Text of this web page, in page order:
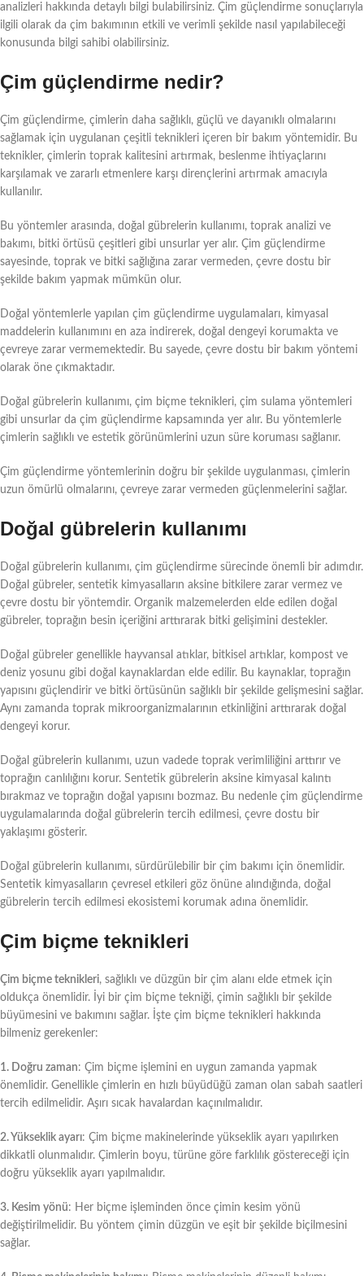
analizleri hakkında detaylı bilgi bulabilirsiniz. Çim güçlendirme sonuçlarıyla
ilgili olarak da çim bakımının etkili ve verimli şekilde nasıl yapılabileceği
konusunda bilgi sahibi olabilirsiniz.
Çim güçlendirme nedir?
Çim güçlendirme, çimlerin daha sağlıklı, güçlü ve dayanıklı olmalarını
sağlamak için uygulanan çeşitli teknikleri içeren bir bakım yöntemidir. Bu
teknikler, çimlerin toprak kalitesini artırmak, beslenme ihtiyaçlarını
karşılamak ve zararlı etmenlere karşı dirençlerini artırmak amacıyla
kullanılır.
Bu yöntemler arasında, doğal gübrelerin kullanımı, toprak analizi ve
bakımı, bitki örtüsü çeşitleri gibi unsurlar yer alır. Çim güçlendirme
sayesinde, toprak ve bitki sağlığına zarar vermeden, çevre dostu bir
şekilde bakım yapmak mümkün olur.
Doğal yöntemlerle yapılan çim güçlendirme uygulamaları, kimyasal
maddelerin kullanımını en aza indirerek, doğal dengeyi korumakta ve
çevreye zarar vermemektedir. Bu sayede, çevre dostu bir bakım yöntemi
olarak öne çıkmaktadır.
Doğal gübrelerin kullanımı, çim biçme teknikleri, çim sulama yöntemleri
gibi unsurlar da çim güçlendirme kapsamında yer alır. Bu yöntemlerle
çimlerin sağlıklı ve estetik görünümlerini uzun süre koruması sağlanır.
Çim güçlendirme yöntemlerinin doğru bir şekilde uygulanması, çimlerin
uzun ömürlü olmalarını, çevreye zarar vermeden güçlenmelerini sağlar.
Doğal gübrelerin kullanımı
Doğal gübrelerin kullanımı, çim güçlendirme sürecinde önemli bir adımdır.
Doğal gübreler, sentetik kimyasalların aksine bitkilere zarar vermez ve
çevre dostu bir yöntemdir. Organik malzemelerden elde edilen doğal
gübreler, toprağın besin içeriğini arttırarak bitki gelişimini destekler.
Doğal gübreler genellikle hayvansal atıklar, bitkisel artıklar, kompost ve
deniz yosunu gibi doğal kaynaklardan elde edilir. Bu kaynaklar, toprağın
yapısını güçlendirir ve bitki örtüsünün sağlıklı bir şekilde gelişmesini sağlar.
Aynı zamanda toprak mikroorganizmalarının etkinliğini arttırarak doğal
dengeyi korur.
Doğal gübrelerin kullanımı, uzun vadede toprak verimliliğini arttırır ve
toprağın canlılığını korur. Sentetik gübrelerin aksine kimyasal kalıntı
bırakmaz ve toprağın doğal yapısını bozmaz. Bu nedenle çim güçlendirme
uygulamalarında doğal gübrelerin tercih edilmesi, çevre dostu bir
yaklaşımı gösterir.
Doğal gübrelerin kullanımı, sürdürülebilir bir çim bakımı için önemlidir.
Sentetik kimyasalların çevresel etkileri göz önüne alındığında, doğal
gübrelerin tercih edilmesi ekosistemi korumak adına önemlidir.
Çim biçme teknikleri
Çim biçme teknikleri, sağlıklı ve düzgün bir çim alanı elde etmek için
oldukça önemlidir. İyi bir çim biçme tekniği, çimin sağlıklı bir şekilde
büyümesini ve bakımını sağlar. İşte çim biçme teknikleri hakkında
bilmeniz gerekenler:
1. Doğru zaman: Çim biçme işlemini en uygun zamanda yapmak
önemlidir. Genellikle çimlerin en hızlı büyüdüğü zaman olan sabah saatleri
tercih edilmelidir. Aşırı sıcak havalardan kaçınılmalıdır.
2. Yükseklik ayarı: Çim biçme makinelerinde yükseklik ayarı yapılırken
dikkatli olunmalıdır. Çimlerin boyu, türüne göre farklılık göstereceği için
doğru yükseklik ayarı yapılmalıdır.
3. Kesim yönü: Her biçme işleminden önce çimin kesim yönü
değiştirilmelidir. Bu yöntem çimin düzgün ve eşit bir şekilde biçilmesini
sağlar.